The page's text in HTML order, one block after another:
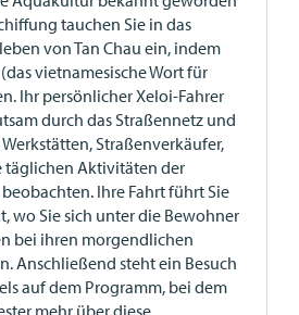
tauchen Sie in das
von Tan Chau ein, indem
vietnamesische Wort für
Ihr persönlicher Xeloi-Fahrer
durch das Straßennetz und
Straßenverkäufer,
täglichen Aktivitäten der
Ihre Fahrt führt Sie
wo Sie sich unter die Bewohner
bei ihren morgendlichen
Anschließend steht ein Besuch
auf dem Programm, bei dem